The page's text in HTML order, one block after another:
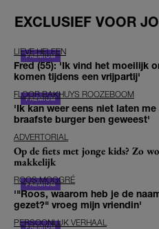
EXCLUSIEF VOOR
LIEVE HELEEN
Fred (55): 'Ik vind het moeilijk
komen tijdens een vrijpartij'
FLOOR BAKHUYS ROOZEBOOM
'Ik kan weer eens niet laten
braafste burger ben geweest'
ADVERTORIAL
Op de fiets met jonge kids? Zo
makkelijk
ROOS MOGGRÉ
'"Roos, waarom heb je de
gezet?" vroeg mijn vriendin'
PERSOONLIJK VERHAAL